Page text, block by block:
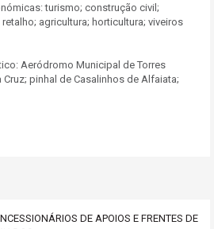
turismo; construção civil;
agricultura; horticultura; viveiros
Aeródromo Municipal de Torres
pinhal de Casalinhos de Alfaiata;